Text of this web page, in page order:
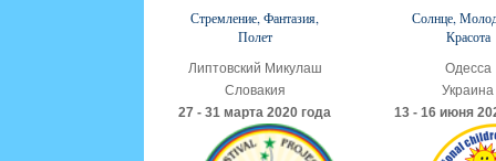
Стремление, Фантазия,
Полет
Липтовский Микулаш
Словакия
27 - 31 марта 2020 года
Солнце,
Красота
Одесса
Украина
13 - 16 июня